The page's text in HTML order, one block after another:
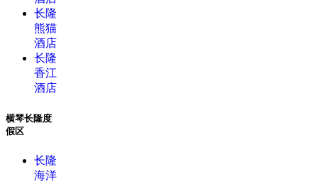
长隆
熊猫
酒店
长隆
香江
酒店
横琴长隆度
假区
长隆
海洋